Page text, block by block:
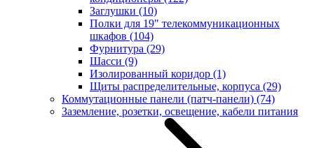
Заглушки (10)
Полки для 19" телекоммуникационных
шкафов (104)
Фурнитура (29)
Шасси (9)
Изолированный коридор (1)
Щиты распределительные, корпуса (29)
Коммутационные панели (патч-панели) (74)
Заземление, розетки, освещение, кабели питания